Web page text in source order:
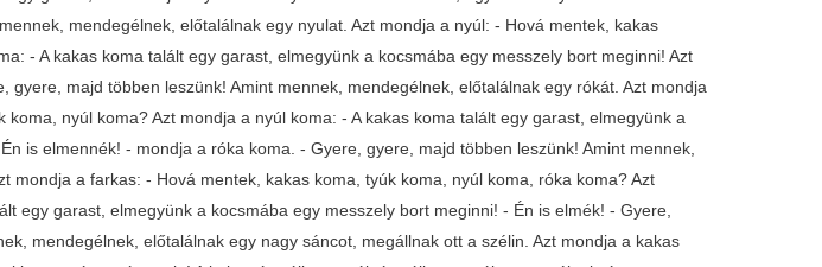
mendegélnek, előtalálnak egy nyulat. Azt mondja a nyúl: - Hová mentek, kakas
- A kakas koma talált egy garast, elmegyünk a kocsmába egy messzely bort meginni! Azt
gyere, majd többen leszünk! Amint mennek, mendegélnek, előtalálnak egy rókát. Azt mondja
nyúl koma? Azt mondja a nyúl koma: - A kakas koma talált egy garast, elmegyünk a
is elmennék! - mondja a róka koma. - Gyere, gyere, majd többen leszünk! Amint mennek,
mondja a farkas: - Hová mentek, kakas koma, tyúk koma, nyúl koma, róka koma? Azt
egy garast, elmegyünk a kocsmába egy messzely bort meginni! - Én is elmék! - Gyere,
mendegélnek, előtalálnak egy nagy sáncot, megállnak ott a szélin. Azt mondja a kakas